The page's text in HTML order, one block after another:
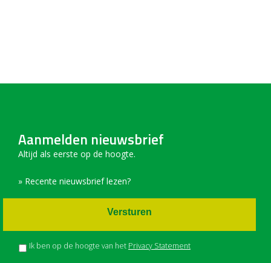
Aanmelden nieuwsbrief
Altijd als eerste op de hoogte.
» Recente nieuwsbrief lezen?
Ik ben op de hoogte van het Privacy Statement
Versturen